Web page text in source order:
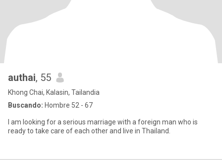
authai, 55
Khong Chai, Kalasin, Tailandia
Buscando: Hombre 52 - 67
I am looking for a serious marriage with a foreign man who is
ready to take care of each other and live in Thailand.